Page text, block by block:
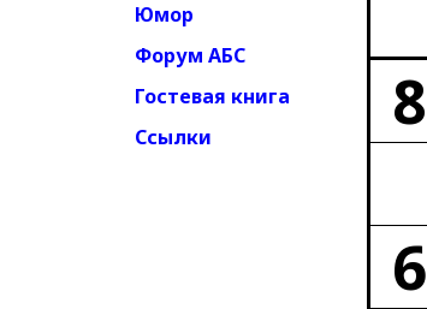
Юмор
Форум АБС
Гостевая книга
Ссылки
8
6